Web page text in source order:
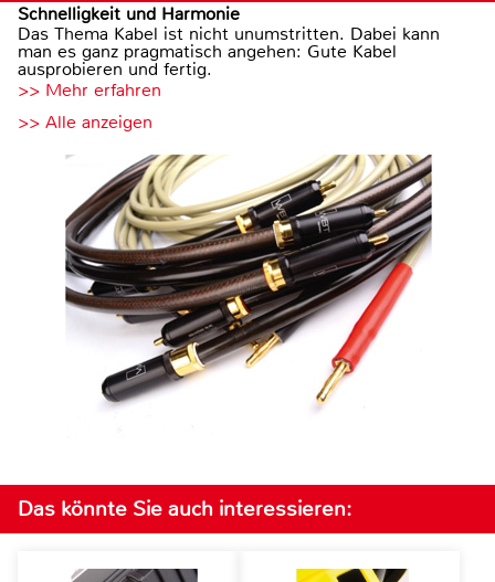
Schnelligkeit und Harmonie
Das Thema Kabel ist nicht unumstritten. Dabei kann
man es ganz pragmatisch angehen: Gute Kabel
ausprobieren und fertig.
>> Mehr erfahren
>> Alle anzeigen
Das könnte Sie auch interessieren: